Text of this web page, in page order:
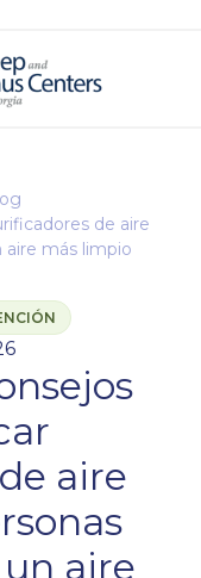
de aire
aire más limpio
aire
aire